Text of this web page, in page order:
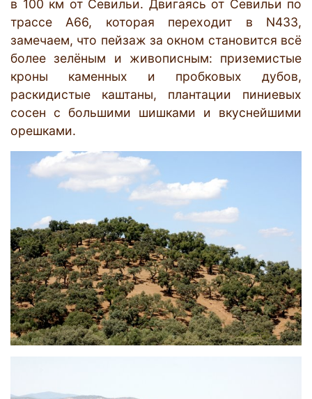
в 100 км от Севильи. Двигаясь от Севильи по
трассе А66, которая переходит в N433,
замечаем, что пейзаж за окном становится всё
более зелёным и живописным: приземистые
кроны каменных и пробковых дубов,
раскидистые каштаны, плантации пиниевых
сосен с большими шишками и вкуснейшими
орешками.